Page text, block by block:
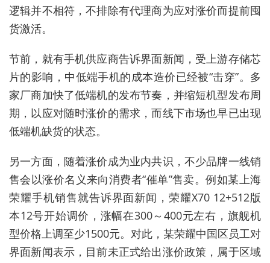
逻辑并不相符，不排除有代理商为应对涨价而提前囤
货激活。
节前，就有手机供应商告诉界面新闻，受上游存储芯
片的影响，中低端手机的成本造价已经被“击穿”。多
家厂商加快了低端机的发布节奏，并缩短机型发布周
期，以应对随时涨价的需求，而线下市场也早已出现
低端机缺货的状态。
另一方面，随着涨价成为业内共识，不少品牌一线销
售会以涨价名义来向消费者“催单”售卖。例如某上海
荣耀手机销售就告诉界面新闻，荣耀X70 12+512版
本12号开始调价，涨幅在300～400元左右，旗舰机
型价格上调至少1500元。对此，某荣耀中国区员工对
界面新闻表示，目前未正式给出涨价政策，属于区域